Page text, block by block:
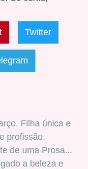
Twitter
Filha única e
profissão.
de uma Prosa...
a beleza e